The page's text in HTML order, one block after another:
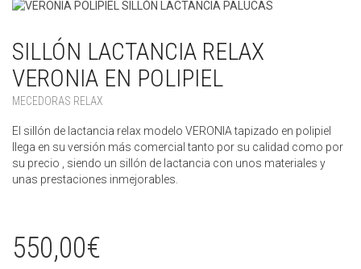
SILLÓN LACTANCIA RELAX
VERONIA EN POLIPIEL
MECEDORAS RELAX
El sillón de lactancia relax modelo VERONIA tapizado en polipiel
llega en su versión más comercial tanto por su calidad como por
su precio , siendo un sillón de lactancia con unos materiales y
unas prestaciones inmejorables.
550,00€